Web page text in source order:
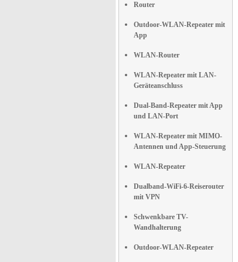
Router
Outdoor-WLAN-Repeater mit
App
WLAN-Router
WLAN-Repeater mit LAN-
Geräteanschluss
Dual-Band-Repeater mit App
und LAN-Port
WLAN-Repeater mit MIMO-
Antennen und App-Steuerung
WLAN-Repeater
Dualband-WiFi-6-Reiserouter
mit VPN
Schwenkbare TV-
Wandhalterung
Outdoor-WLAN-Repeater